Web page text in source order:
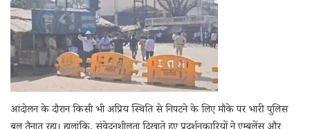
आंदोलन के दौरान किसी भी अप्रिय स्थिति से निपटने के लिए मौके पर भारी पुलिस